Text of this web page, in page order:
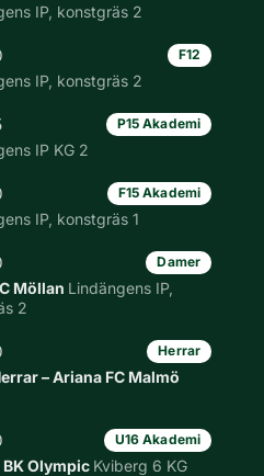
IP, konstgräs 2
F12
IP, konstgräs 2
P15 Akademi
IP KG 2
F15 Akademi
IP, konstgräs 1
Damer
Möllan Lindängens IP,
2
Herrar
– Ariana FC Malmö
U16 Akademi
BK Olympic Kviberg 6 KG